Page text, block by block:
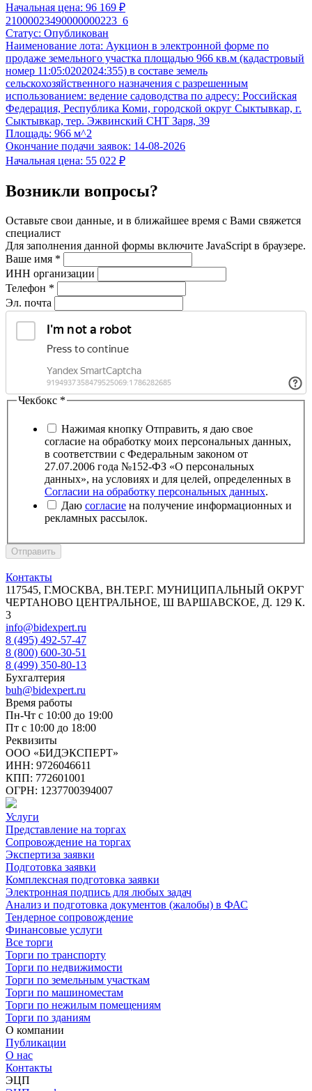
Начальная цена: 96 169 ₽
21000023490000000223_6
Статус: Опубликован
Наименование лота: Аукцион в электронной форме по
продаже земельного участка площадью 966 кв.м (кадастровый
номер 11:05:0202024:355) в составе земель
сельскохозяйственного назначения с разрешенным
использованием: ведение садоводства по адресу: Российская
Федерация, Республика Коми, городской округ Сыктывкар, г.
Сыктывкар, тер. Эжвинский СНТ Заря, 39
Площадь: 966 м^2
Окончание подачи заявок: 14-08-2026
Начальная цена: 55 022 ₽
Возникли вопросы?
Оставьте свои данные, и в ближайшее время с Вами свяжется
специалист
Для заполнения данной формы включите JavaScript в браузере.
Ваше имя *
ИНН организации
Телефон *
Эл. почта
Чекбокс *
Нажимая кнопку Отправить, я даю свое
согласие на обработку моих персональных данных,
в соответствии с Федеральным законом от
27.07.2006 года №152-ФЗ «О персональных
данных», на условиях и для целей, определенных в
Согласии на обработку персональных данных.
Даю согласие на получение информационных и
рекламных рассылок.
Отправить
Контакты
117545, Г.МОСКВА, ВН.ТЕР.Г. МУНИЦИПАЛЬНЫЙ ОКРУГ
ЧЕРТАНОВО ЦЕНТРАЛЬНОЕ, Ш ВАРШАВСКОЕ, Д. 129 К.
3
info@bidexpert.ru
8 (495) 492-57-47
8 (800) 600-30-51
8 (499) 350-80-13
Бухгалтерия
buh@bidexpert.ru
Время работы
Пн-Чт с 10:00 до 19:00
Пт с 10:00 до 18:00
Реквизиты
ООО «БИДЭКСПЕРТ»
ИНН: 9726046611
КПП: 772601001
ОГРН: 1237700394007
Услуги
Представление на торгах
Сопровождение на торгах
Экспертиза заявки
Подготовка заявки
Комплексная подготовка заявки
Электронная подпись для любых задач
Анализ и подготовка документов (жалобы) в ФАС
Тендерное сопровождение
Финансовые услуги
Все торги
Торги по транспорту
Торги по недвижимости
Торги по земельным участкам
Торги по машиноместам
Торги по нежилым помещениям
Торги по зданиям
О компании
Публикации
О нас
Контакты
ЭЦП